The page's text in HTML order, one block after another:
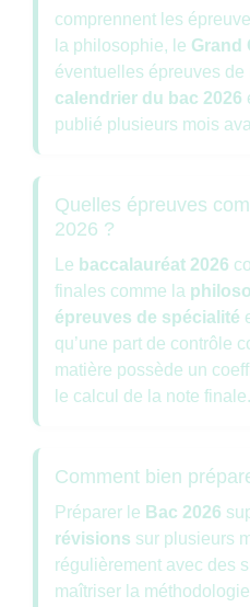
comprennent les
la philosophie, le Grand
éventuelles épreuves de
calendrier du bac 2026
publié plusieurs mois
Quelles épreuves
2026 ?
Le baccalauréat 2026
finales comme la
épreuves de spécialité
qu’une part de contrôle
matière possède un
le calcul de la note finale.
Comment bien
Préparer le Bac 2026
révisions sur plusieurs
régulièrement avec des
maîtriser la